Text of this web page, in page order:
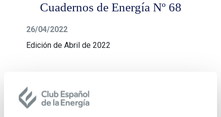
Cuadernos de Energía Nº 68
26/04/2022
Edición de Abril de 2022